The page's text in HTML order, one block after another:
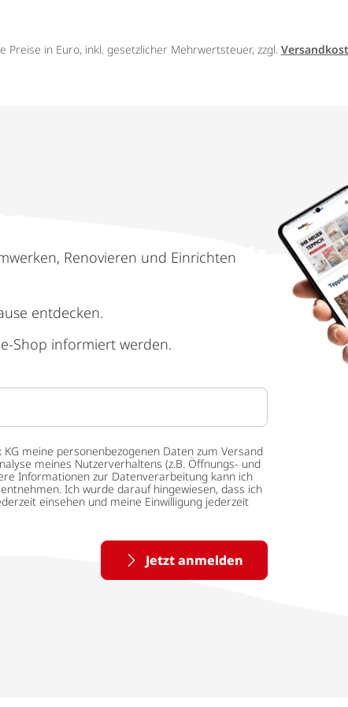
Preise in Euro, inkl. gesetzlicher Mehrwertsteuer, zzgl.
Renovieren und Einrichten
entdecken.
Shop informiert werden.
meine personenbezogenen Daten zum Versand
meines Nutzerverhaltens (z.B. Öffnungs- und
Informationen zur Datenverarbeitung kann ich
entnehmen. Ich wurde darauf hingewiesen, dass ich
einsehen und meine Einwilligung jederzeit
Jetzt anmelden